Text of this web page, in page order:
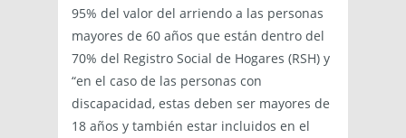
95% del valor del arriendo a las personas
mayores de 60 años que están dentro del
70% del Registro Social de Hogares (RSH) y
“en el caso de las personas con
discapacidad, estas deben ser mayores de
18 años y también estar incluidos en el